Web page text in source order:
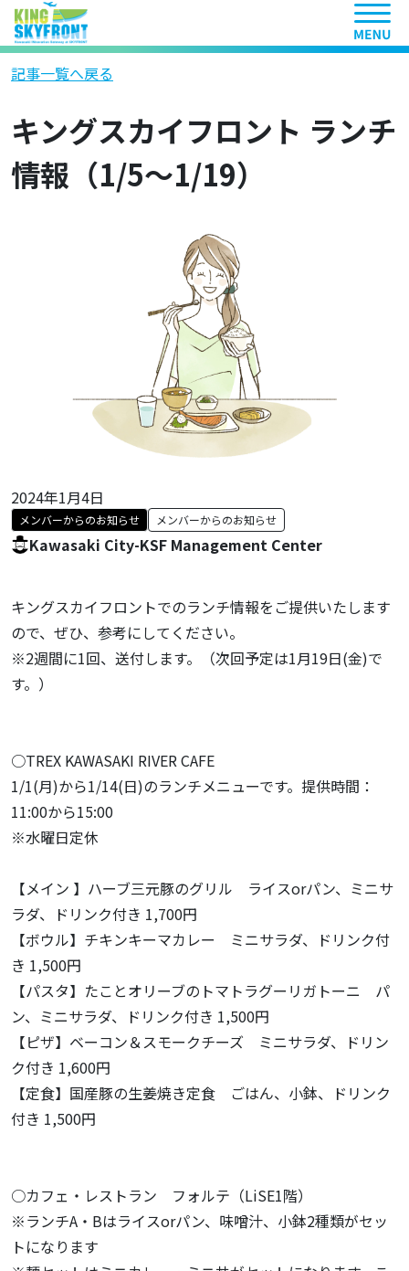
ヘッ
記事一覧へ戻る
キングスカイフロント ランチ
情報（1/5～1/19）
2024年1月4日
メンバーからのお知らせ メンバーからのお知らせ
Kawasaki City-KSF Management Center
キングスカイフロントでのランチ情報をご提供いたします
ので、ぜひ、参考にしてください。
※2週間に1回、送付します。（次回予定は1月19日(金)で
す。）
○TREX KAWASAKI RIVER CAFE
1/1(月)から1/14(日)のランチメニューです。提供時間：
11:00から15:00
※水曜日定休
【メイン 】ハーブ三元豚のグリル ライスorパン、ミニサ
ラダ、ドリンク付き 1,700円
【ボウル】チキンキーマカレー ミニサラダ、ドリンク付
き 1,500円
【パスタ】たことオリーブのトマトラグーリガトーニ パ
ン、ミニサラダ、ドリンク付き 1,500円
【ピザ】ベーコン＆スモークチーズ ミニサラダ、ドリン
ク付き 1,600円
【定食】国産豚の生姜焼き定食 ごはん、小鉢、ドリンク
付き 1,500円
○カフェ・レストラン フォルテ（LiSE1階）
※ランチA・Bはライスorパン、味噌汁、小鉢2種類がセッ
トになります